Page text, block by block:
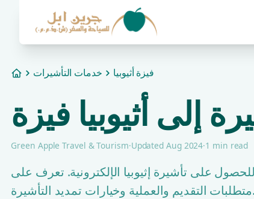
Homeخدمات التأشيرات فيزة أثيوبيا
إلى أثيوبيا فيزة
Green Apple Travel & Tourism·Updated Aug 2024·1 min read
على تأشيرة إثيوبيا الإلكترونية. تعرف على
متطلبات التقديم والعملية وخيارات تمديد التأشيرة.